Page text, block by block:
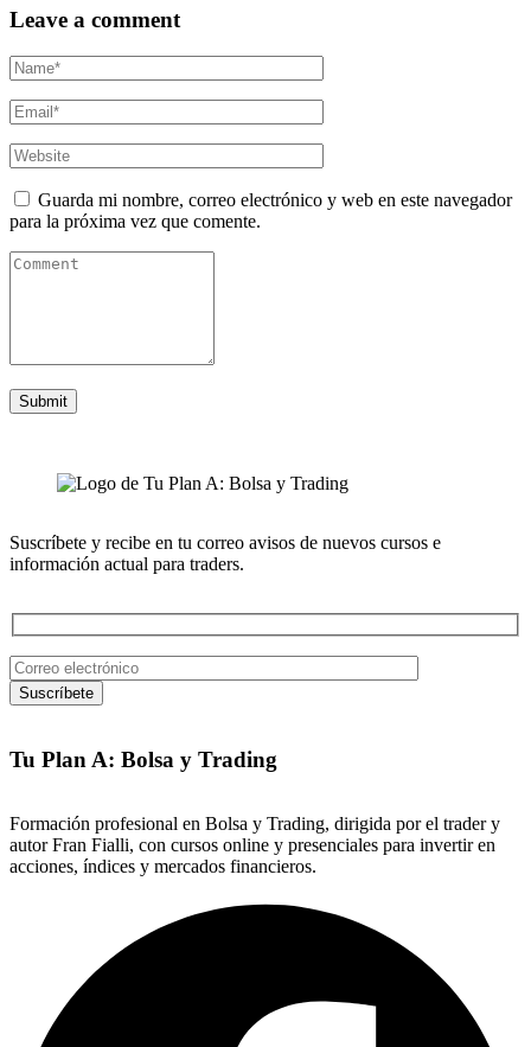
Leave a comment
Guarda mi nombre, correo electrónico y web en este navegador
para la próxima vez que comente.
Suscríbete y recibe en tu correo avisos de nuevos cursos e
información actual para traders.
Tu Plan A: Bolsa y Trading
Formación profesional en Bolsa y Trading, dirigida por el trader y
autor Fran Fialli, con cursos online y presenciales para invertir en
acciones, índices y mercados financieros.